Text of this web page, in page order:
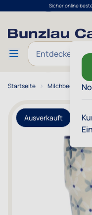
Sicher online
Suche
Startseite Milchbecher
Ausverkauft